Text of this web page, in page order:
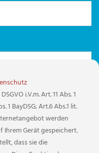
i.V.m. Art. 11 Abs. 1
1 BayDSG; Art.6 Abs.1 lit.
werden
Ihrem Gerät gespeichert.
dass sie die